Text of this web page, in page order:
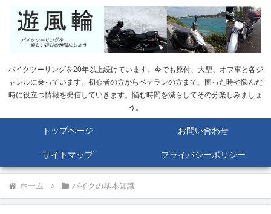
バイクツーリングを20年以上続けています。今でも原付、大型、オフ車と各ジ
ャンルに乗っています。初心者の方からベテランの方まで、困った時や悩んだ
時に役立つ情報を発信していきます。悩む時間を減らしてその分楽しみましょ
う。
トップページ お問い合わせ
サイトマップ プライバシーポリシー
ホーム バイクの基本知識